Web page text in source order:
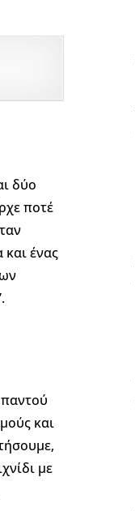
δύο
ποτέ
και ένας
και
με